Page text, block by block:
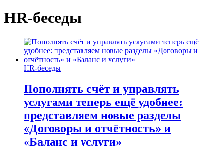
HR-беседы
HR-беседы
Пополнять счёт и управлять
услугами теперь ещё удобнее:
представляем новые разделы
«Договоры и отчётность» и
«Баланс и услуги»